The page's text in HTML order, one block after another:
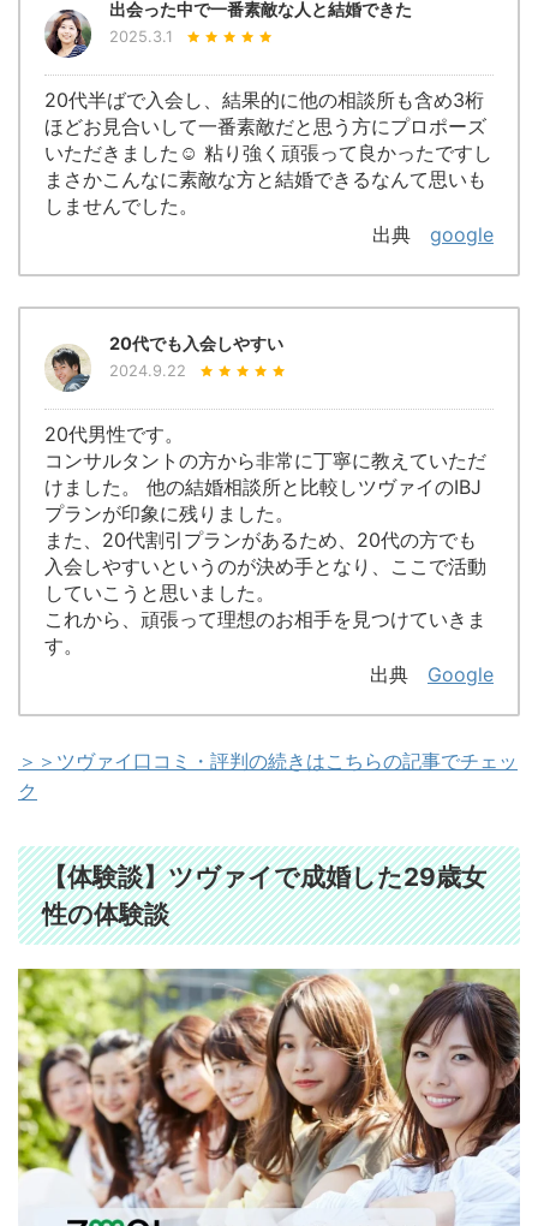
出会った中で一番素敵な人と結婚できた
2025.3.1
20代半ばで入会し、結果的に他の相談所も含め3桁
ほどお見合いして一番素敵だと思う方にプロポーズ
いただきました☺️ 粘り強く頑張って良かったですし
まさかこんなに素敵な方と結婚できるなんて思いも
しませんでした。
出典 google
20代でも入会しやすい
2024.9.22
20代男性です。
コンサルタントの方から非常に丁寧に教えていただ
けました。 他の結婚相談所と比較しツヴァイのIBJ
プランが印象に残りました。
また、20代割引プランがあるため、20代の方でも
入会しやすいというのが決め手となり、ここで活動
していこうと思いました。
これから、頑張って理想のお相手を見つけていきま
す。
出典 Google
＞＞ツヴァイ口コミ・評判の続きはこちらの記事でチェッ
ク
【体験談】ツヴァイで成婚した29歳女
性の体験談